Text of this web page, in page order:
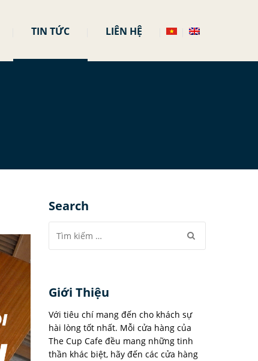
TIN TỨC LIÊN HỆ
Search
Giới Thiệu
Với tiêu chí mang đến cho khách sự
hài lòng tốt nhất. Mỗi cửa hàng của
The Cup Cafe đều mang những tinh
thần khác biệt, hãy đến các cửa hàng